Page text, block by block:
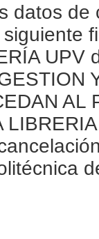
datos
AL